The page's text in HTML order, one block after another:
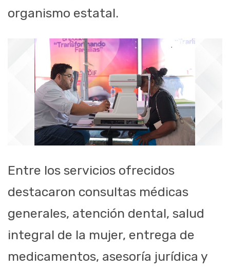
organismo estatal.
Entre los servicios ofrecidos
destacaron consultas médicas
generales, atención dental, salud
integral de la mujer, entrega de
medicamentos, asesoría jurídica y